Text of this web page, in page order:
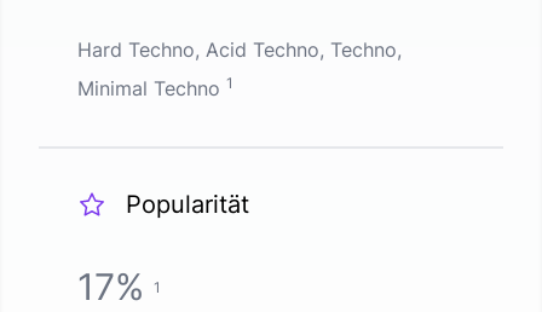
Hard Techno, Acid Techno, Techno,
Minimal Techno 1
Popularität
17% 1